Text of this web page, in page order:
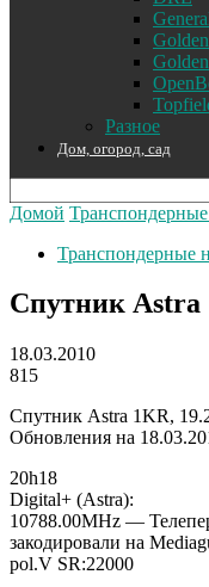
Разное
Дом, огород, сад
Домой
Транспондерные
Спутник Astra
18.03.2010
815
Спутник Astra 1KR,
Обновления на
20h18
Digital+ (Astra):
10788.00MHz —
закодировали на
pol.V SR:22000